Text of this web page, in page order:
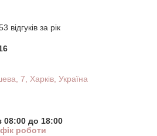
відгуків за рік
7, Харків, Україна
08:00 до 18:00
роботи